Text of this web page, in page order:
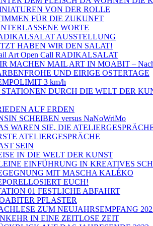
VON DER ROLLE
FÜR DIE ZUKUNFT
WORTE
AUSSTELLUNG
HABEN WIR DEN SALAT!
Art Open Call RADIKALSALAT
MACHEN MAIL ART IN MOABIT –
UND EIRIGE OSTERTAGE
3 km/h
STATIONEN DURCH DIE WELT DER
AUF ERDEN
SCHEIBEN versus NaNoWriMo
WAREN SIE, DIE
ATELIERGESPRÄCHE
SEIN
IN DIE WELT DER KUNST
EINFÜHRUNG IN KREATIVES
MIT MASCHA KALÉKO
EUCH!
01 FESTLICHE ABFAHRT
PFLASTER
ZUM NEUJAHRSEMPFANG
IN EINE ZEITLOSE ZEIT